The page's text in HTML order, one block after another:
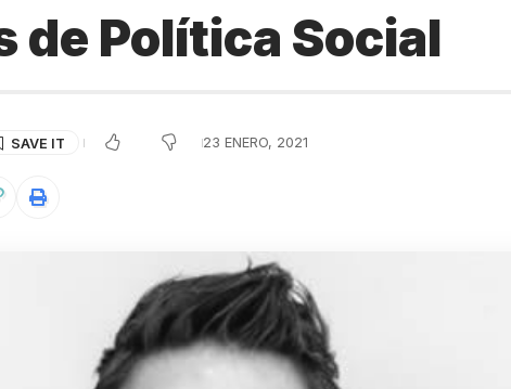
de Política Social
23 ENERO, 2021